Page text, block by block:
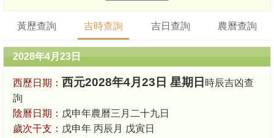
黃歷查詢 吉時查詢 吉日查詢 農曆查詢
2028年4月23日
西歷日期： 西元2028年4月23日 星期日 時辰吉凶查
詢
陰曆日期： 戊申年農曆三月二十九日
歲次干支： 戊申年 丙辰月 戊寅日